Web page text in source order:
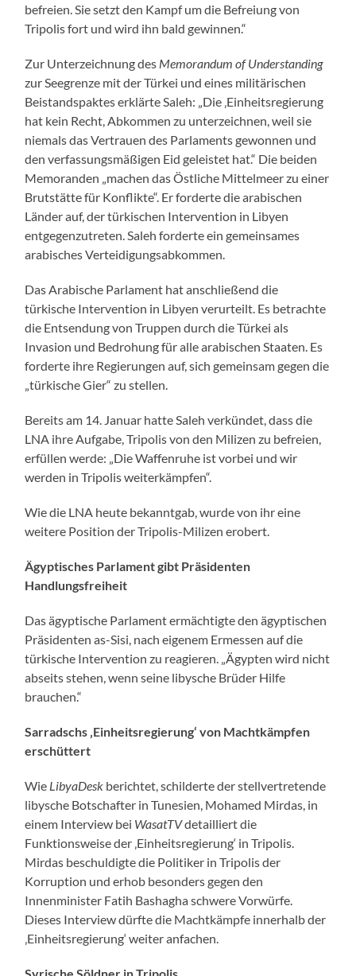
befreien. Sie setzt den Kampf um die Befreiung von
Tripolis fort und wird ihn bald gewinnen.“
Zur Unterzeichnung des Memorandum of Understanding
zur Seegrenze mit der Türkei und eines militärischen
Beistandspaktes erklärte Saleh: „Die ‚Einheitsregierung
hat kein Recht, Abkommen zu unterzeichnen, weil sie
niemals das Vertrauen des Parlaments gewonnen und
den verfassungsmäßigen Eid geleistet hat.“ Die beiden
Memoranden „machen das Östliche Mittelmeer zu einer
Brutstätte für Konflikte“. Er forderte die arabischen
Länder auf, der türkischen Intervention in Libyen
entgegenzutreten. Saleh forderte ein gemeinsames
arabisches Verteidigungsabkommen.
Das Arabische Parlament hat anschließend die
türkische Intervention in Libyen verurteilt. Es betrachte
die Entsendung von Truppen durch die Türkei als
Invasion und Bedrohung für alle arabischen Staaten. Es
forderte ihre Regierungen auf, sich gemeinsam gegen die
„türkische Gier“ zu stellen.
Bereits am 14. Januar hatte Saleh verkündet, dass die
LNA ihre Aufgabe, Tripolis von den Milizen zu befreien,
erfüllen werde: „Die Waffenruhe ist vorbei und wir
werden in Tripolis weiterkämpfen“.
Wie die LNA heute bekanntgab, wurde von ihr eine
weitere Position der Tripolis-Milizen erobert.
Ägyptisches Parlament gibt Präsidenten
Handlungsfreiheit
Das ägyptische Parlament ermächtigte den ägyptischen
Präsidenten as-Sisi, nach eigenem Ermessen auf die
türkische Intervention zu reagieren. „Ägypten wird nicht
abseits stehen, wenn seine libysche Brüder Hilfe
brauchen.“
Sarradschs ‚Einheitsregierung‘ von Machtkämpfen
erschüttert
Wie LibyaDesk berichtet, schilderte der stellvertretende
libysche Botschafter in Tunesien, Mohamed Mirdas, in
einem Interview bei WasatTVdetailliert die
Funktionsweise der ‚Einheitsregierung‘ in Tripolis.
Mirdas beschuldigte die Politiker in Tripolis der
Korruption und erhob besonders gegen den
Innenminister Fatih Bashagha schwere Vorwürfe.
Dieses Interview dürfte die Machtkämpfe innerhalb der
‚Einheitsregierung‘ weiter anfachen.
Syrische Söldner in Tripolis